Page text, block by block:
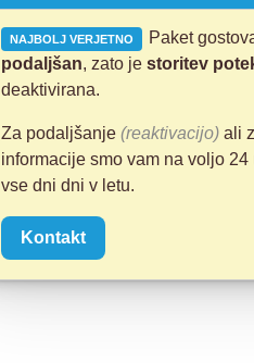
NAJBOLJ VERJETNO Paket
podaljšan, zato je storitev
deaktivirana.
Za podaljšanje (reaktivacijo) ali
informacije smo vam na voljo 24
vse dni dni v letu.
Kontakt